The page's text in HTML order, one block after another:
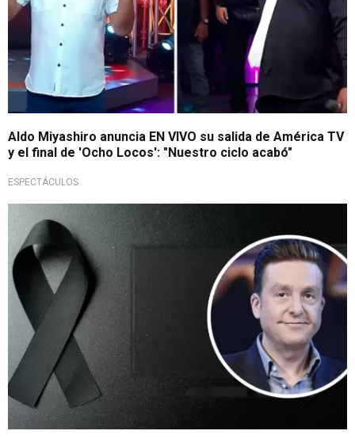
Aldo Miyashiro anuncia EN VIVO su salida de América TV
y el final de 'Ocho Locos': "Nuestro ciclo acabó"
ESPECTÁCULOS
Lamentable circunstancia